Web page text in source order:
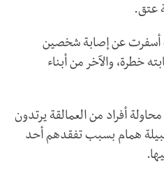
عتق.
أسفرت عن إصابة شخصين
خطرة، والآخر من أبناء
أفراد من العمالقة يرتدون
همام بسبب تفقدهم أحد